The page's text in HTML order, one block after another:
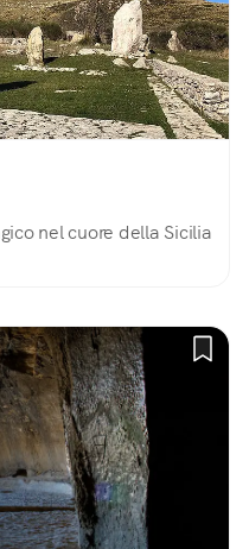
nel cuore della Sicilia